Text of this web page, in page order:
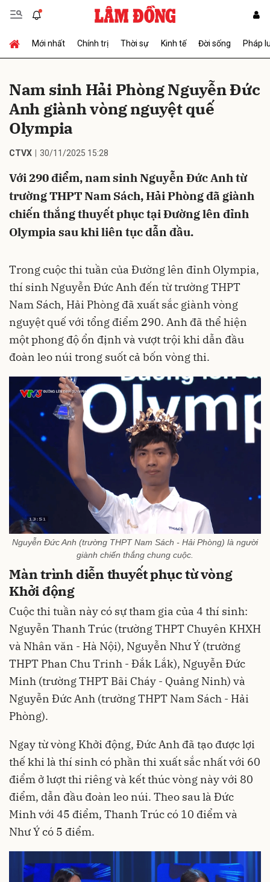
Mới nhất Chính trị Thời sự Kinh tế Đời sống Pháp
Nam sinh Hải Phòng Nguyễn Đức
Anh giành vòng nguyệt quế
Olympia
CTVX 30/11/2025 15:28
Với 290 điểm, nam sinh Nguyễn Đức Anh từ
trường THPT Nam Sách, Hải Phòng đã giành
chiến thắng thuyết phục tại Đường lên đỉnh
Olympia sau khi liên tục dẫn đầu.
Trong cuộc thi tuần của Đường lên đỉnh Olympia,
thí sinh Nguyễn Đức Anh đến từ trường THPT
Nam Sách, Hải Phòng đã xuất sắc giành vòng
nguyệt quế với tổng điểm 290. Anh đã thể hiện
một phong độ ổn định và vượt trội khi dẫn đầu
đoàn leo núi trong suốt cả bốn vòng thi.
Nguyễn Đức Anh (trường THPT Nam Sách - Hải Phòng) là người
giành chiến thắng chung cuộc.
Màn trình diễn thuyết phục từ vòng
Khởi động
Cuộc thi tuần này có sự tham gia của 4 thí sinh:
Nguyễn Thanh Trúc (trường THPT Chuyên KHXH
và Nhân văn - Hà Nội), Nguyễn Như Ý (trường
THPT Phan Chu Trinh - Đắk Lắk), Nguyễn Đức
Minh (trường THPT Bãi Cháy - Quảng Ninh) và
Nguyễn Đức Anh (trường THPT Nam Sách - Hải
Phòng).
Ngay từ vòng Khởi động, Đức Anh đã tạo được lợi
thế khi là thí sinh có phần thi xuất sắc nhất với 60
điểm ở lượt thi riêng và kết thúc vòng này với 80
điểm, dẫn đầu đoàn leo núi. Theo sau là Đức
Minh với 45 điểm, Thanh Trúc có 10 điểm và
Như Ý có 5 điểm.
Gửi bình luận
Hủy Gửi